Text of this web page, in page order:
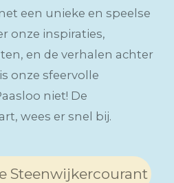
een unieke en speelse
onze inspiraties,
en de verhalen achter
onze sfeervolle
niet! De
wees er snel bij.
Steenwijkercourant